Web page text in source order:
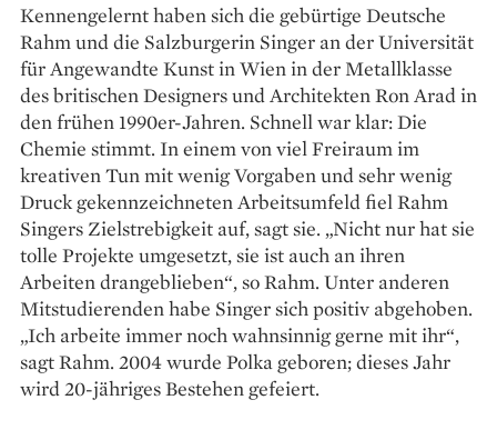
Kennengelernt haben sich die gebürtige Deutsche
Rahm und die Salzburgerin Singer an der Universität
für Angewandte Kunst in Wien in der Metallklasse
des bri­tischen Designers und Architekten Ron Arad in
den frühen 1990er-Jahren. Schnell war klar: Die
Chemie stimmt. In einem von viel Freiraum im
kreativen Tun mit wenig Vor­gaben und sehr wenig
Druck gekennzeichneten Arbeitsumfeld fiel Rahm
Singers Zielstrebigkeit auf, sagt sie. „Nicht nur hat sie
tolle Projekte umgesetzt, sie ist auch an ihren
Arbeiten drangeblieben“, so Rahm. Unter anderen
Mitstudierenden habe Singer sich positiv abgehoben.
„Ich arbeite immer noch wahnsinnig gerne mit ihr“,
sagt Rahm. 2004 wurde Polka geboren; dieses Jahr
wird 20-jähriges Bestehen gefeiert.